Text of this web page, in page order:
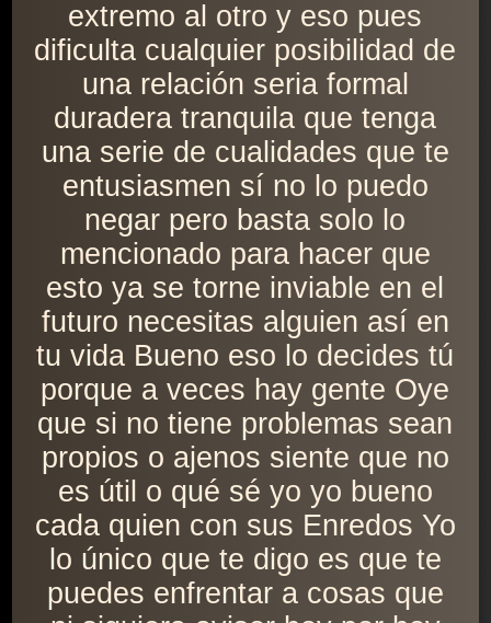
extremo al otro y eso pues
dificulta cualquier posibilidad de
una relación seria formal
duradera tranquila que tenga
una serie de cualidades que te
entusiasmen sí no lo puedo
negar pero basta solo lo
mencionado para hacer que
esto ya se torne inviable en el
futuro necesitas alguien así en
tu vida Bueno eso lo decides tú
porque a veces hay gente Oye
que si no tiene problemas sean
propios o ajenos siente que no
es útil o qué sé yo yo bueno
cada quien con sus Enredos Yo
lo único que te digo es que te
puedes enfrentar a cosas que